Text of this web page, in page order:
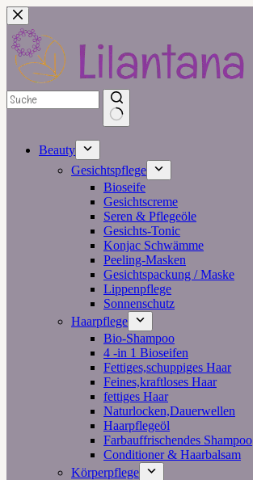
Zum
Inhalt
springen
Beauty
Gesichtspflege
Bioseife
Gesichtscreme
Seren & Pflegeöle
Gesichts-Tonic
Konjac Schwämme
Peeling-Masken
Gesichtspackung / Maske
Lippenpflege
Sonnenschutz
Haarpflege
Bio-Shampoo
4 -in 1 Bioseifen
Fettiges,schuppiges Haar
Feines,kraftloses Haar
fettiges Haar
Naturlocken,Dauerwellen
Haarpflegeöl
Farbauffrischendes Shampoo
Conditioner & Haarbalsam
Körperpflege